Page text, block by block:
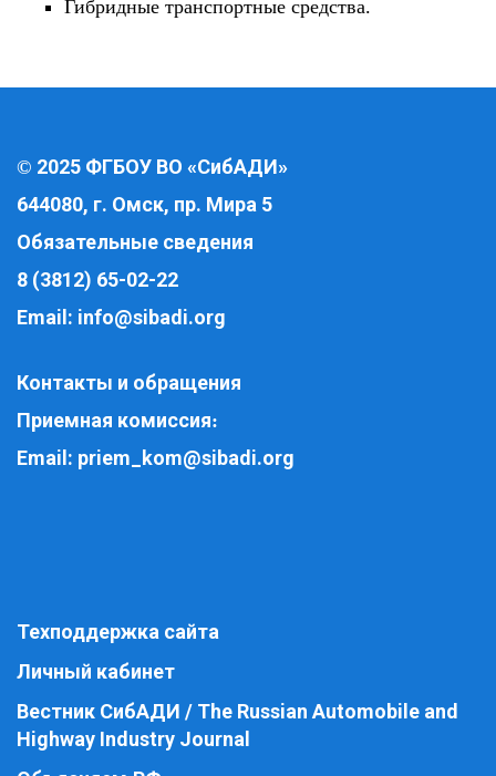
Гибридные транспортные средства.
© 2025 ФГБОУ ВО «СибАДИ»
644080, г. Омск, пр. Мира 5
Обязательные сведения
8 (3812) 65-02-22
Email: info@sibadi.org
Контакты и обращения
Приемная комиссия:
Email: priem_kom@sibadi.org
Техподдержка сайта
Личный кабинет
Вестник СибАДИ / The Russian Automobile and
Highway Industry Journal